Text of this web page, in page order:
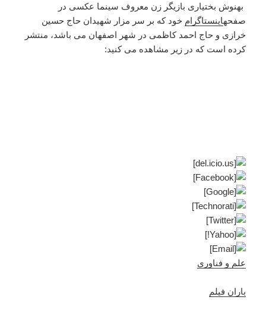
بهنوش بختیاری بازیگر زن معروف سینما عکسی در
صفحهاینستاگرام خود که بر سر مزار شهیدان حاج حسین
خرازی و حاج احمد کاظمی در شهر اصفهان می باشد، منتشر
کرده است که در زیر مشاهده می کنید:
علم و فناوری
باران فیلم